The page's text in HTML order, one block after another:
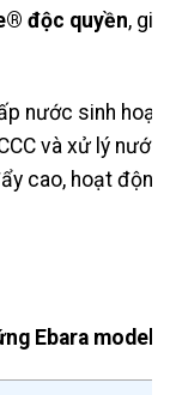
độc quyền,
nước sinh
và xử lý
cao, hoạt
Ebara model